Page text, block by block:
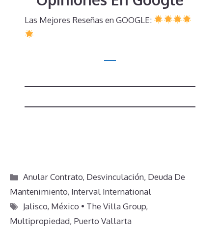
Las Mejores Reseñas en GOOGLE:
Categorías
Anular Contrato, Desvinculación, Deuda De
Mantenimiento, Interval International
Etiquetas
Jalisco, México • The Villa Group,
Multipropiedad, Puerto Vallarta